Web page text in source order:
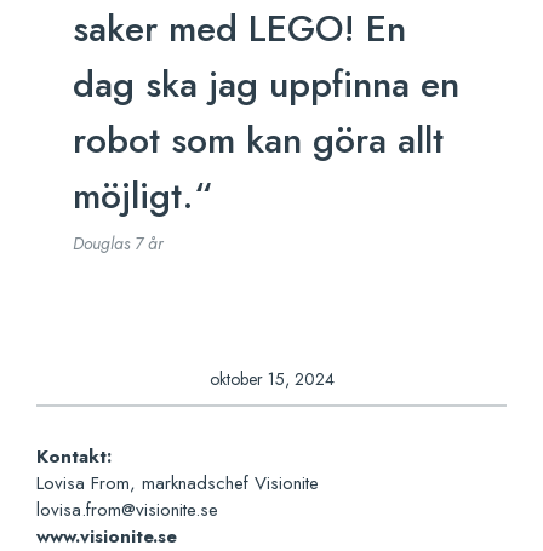
saker med LEGO! En
dag ska jag uppfinna en
robot som kan göra allt
möjligt.“
Douglas 7 år
oktober 15, 2024
Kontakt:
Lovisa From, marknadschef Visionite
lovisa.from@visionite.se
www.visionite.se